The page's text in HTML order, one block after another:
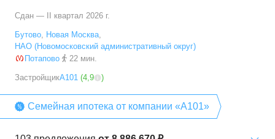
Сдан — II квартал 2026 г.
Бутово, Новая Москва,
НАО (Новомосковский административный округ)
Потапово
22 мин.
ЗастройщикА101 (4,9 )
Семейная ипотека от компании «А101»